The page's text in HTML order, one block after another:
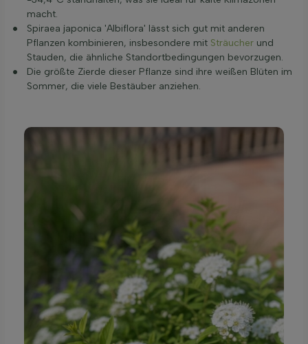
macht.
Spiraea japonica 'Albiflora' lässt sich gut mit anderen
Pflanzen kombinieren, insbesondere mit Sträucher und
Stauden, die ähnliche Standortbedingungen bevorzugen.
Die größte Zierde dieser Pflanze sind ihre weißen Blüten im
Sommer, die viele Bestäuber anziehen.